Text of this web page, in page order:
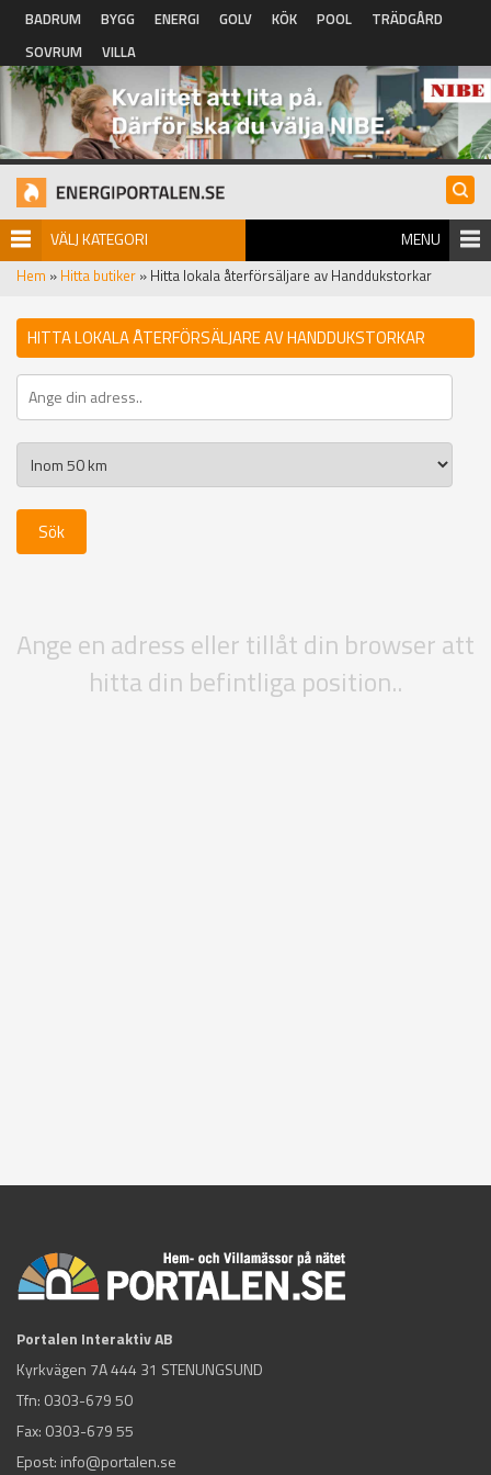
Hoppa till huvudinnehåll
BADRUM BYGG ENERGI GOLV KÖK POOL
TRÄDGÅRD
SOVRUM
VILLA
VÄLJ KATEGORI MENU
Hem » Hitta butiker » Hitta lokala återförsäljare av Handdukstorkar
HITTA LOKALA ÅTERFÖRSÄLJARE AV HANDDUKSTORKAR
Ange en adress eller tillåt din browser att
hitta din befintliga position..
Portalen Interaktiv AB
Kyrkvägen 7A 444 31 STENUNGSUND
Tfn: 0303-679 50
Fax: 0303-679 55
Epost: info@portalen.se